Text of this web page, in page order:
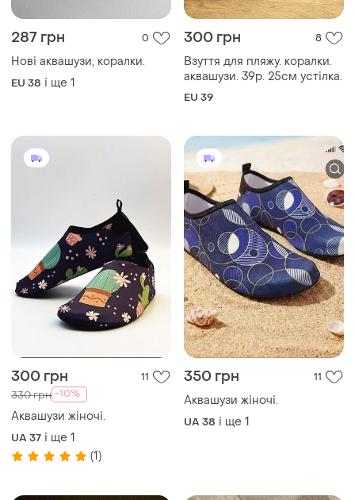
287 грн 0
Нові аквашузи, коралки.
EU 38 і ще 1
300 грн 8
Взуття для пляжу. коралки.
аквашузи. 39р. 25см устілка.
EU 39
300 грн 11
330 грн -10%
Аквашузи жіночі.
UA 37 і ще 1
(1)
350 грн 11
Аквашузи жіночі.
UA 38 і ще 1